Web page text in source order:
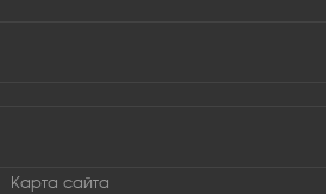
Карта сайта